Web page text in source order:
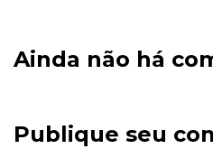
Ainda não há
Publique seu